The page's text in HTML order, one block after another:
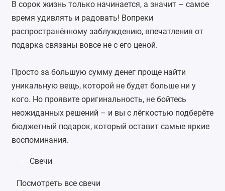
В сорок жизнь только начинается, а значит – самое
время удивлять и радовать! Вопреки
распространённому заблуждению, впечатления от
подарка связаны вовсе не с его ценой.
Просто за большую сумму денег проще найти
уникальную вещь, которой не будет больше ни у
кого. Но проявите оригинальность, не бойтесь
неожиданных решений – и вы с лёгкостью подберёте
бюджетный подарок, который оставит самые яркие
воспоминания.
Свечи
Посмотреть все свечи